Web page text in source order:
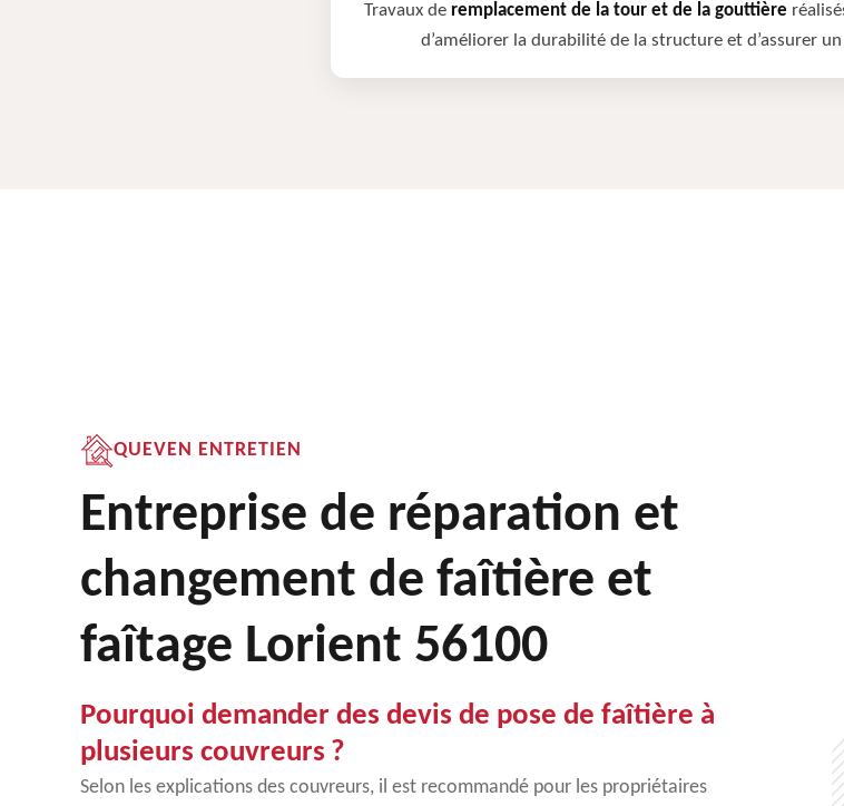
Travaux de remplacement de la tour et de la gouttière
d’améliorer la durabilité de la structure et d’assurer
QUEVEN ENTRETIEN
Entreprise de réparation et
changement de faîtière et
faîtage Lorient 56100
Pourquoi demander des devis de pose de faîtière à
plusieurs couvreurs ?
Selon les explications des couvreurs, il est recommandé pour les propriétaires